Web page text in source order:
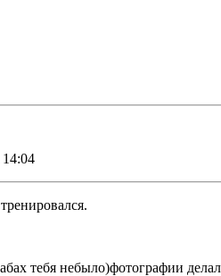
14:04
тебя небыло)фотографии